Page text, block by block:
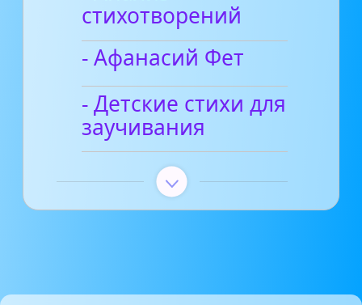
стихотворений
- Афанасий Фет
- Детские стихи для
заучивания